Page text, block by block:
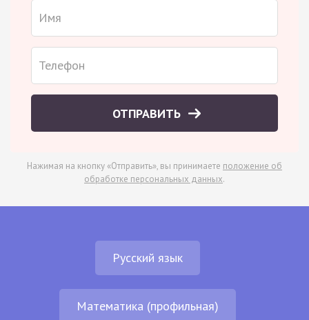
ОТПРАВИТЬ
Нажимая на кнопку «Отправить», вы принимаете положение об
обработке персональных данных.
Русский язык
Математика (профильная)